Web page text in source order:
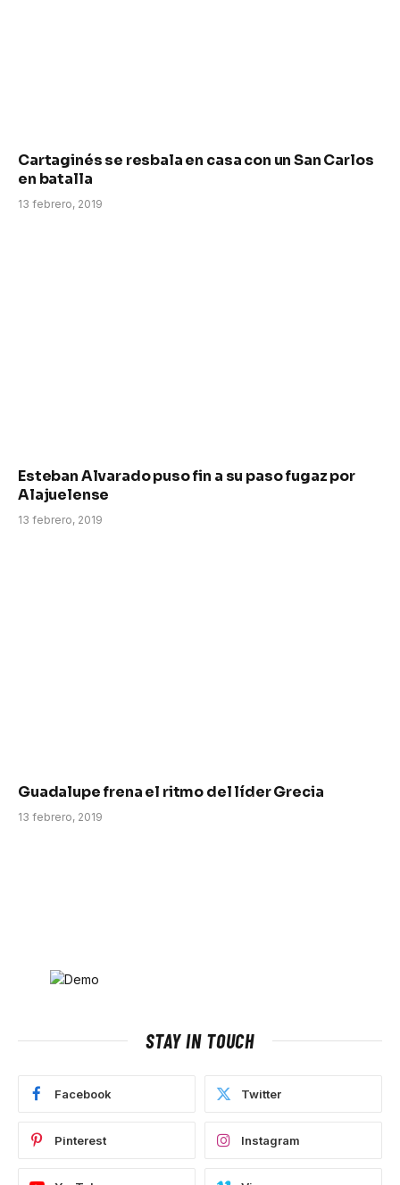
Cartaginés se resbala en casa con un San Carlos
en batalla
13 febrero, 2019
Esteban Alvarado puso fin a su paso fugaz por
Alajuelense
13 febrero, 2019
Guadalupe frena el ritmo del líder Grecia
13 febrero, 2019
STAY IN TOUCH
Facebook Twitter
Pinterest Instagram